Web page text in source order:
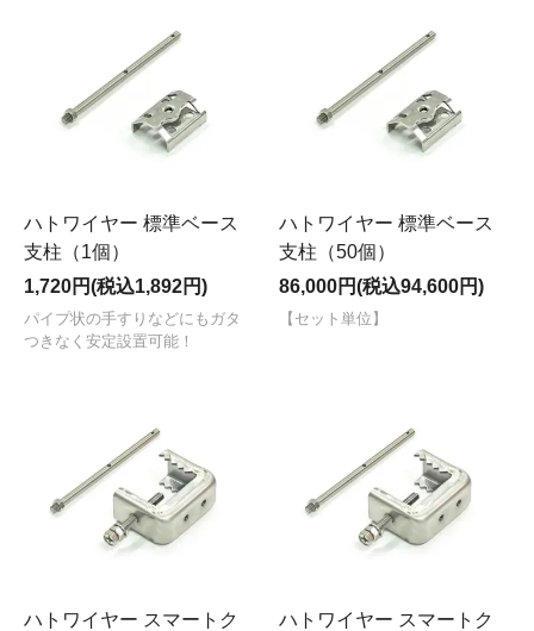
ハトワイヤー 標準ベース
支柱（1個）
1,720円(税込1,892円)
パイプ状の手すりなどにもガタ
つきなく安定設置可能！
ハトワイヤー 標準ベース
支柱（50個）
86,000円(税込94,600円)
【セット単位】
ハトワイヤー スマートク
ハトワイヤー スマートク